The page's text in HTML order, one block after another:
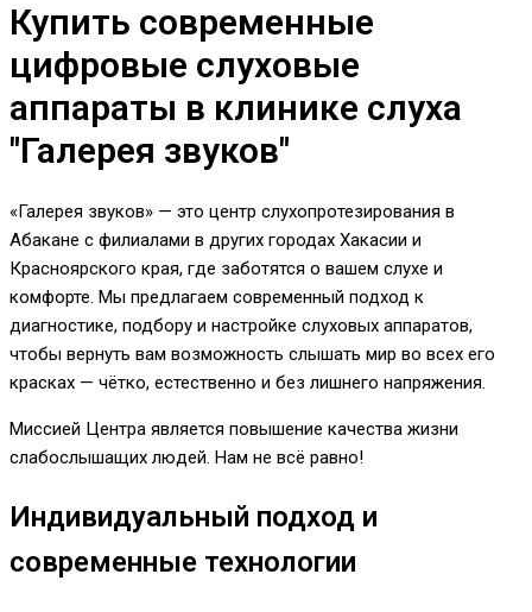
Купить современные
цифровые слуховые
аппараты в клинике слуха
"Галерея звуков"
«Галерея звуков» — это центр слухопротезирования в
Абакане с филиалами в других городах Хакасии и
Красноярского края, где заботятся о вашем слухе и
комфорте. Мы предлагаем современный подход к
диагностике, подбору и настройке слуховых аппаратов,
чтобы вернуть вам возможность слышать мир во всех его
красках — чётко, естественно и без лишнего напряжения.
Миссией Центра является повышение качества жизни
слабослышащих людей. Нам не всё равно!
Индивидуальный подход и
современные технологии